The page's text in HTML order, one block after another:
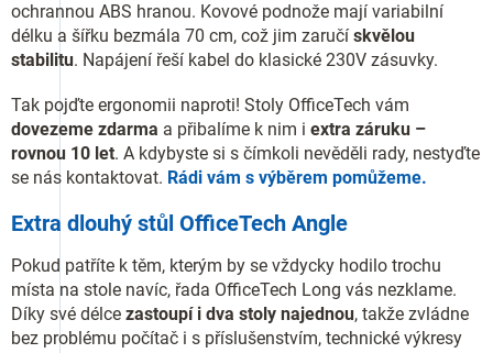
ochrannou ABS hranou. Kovové podnože mají variabilní
délku a šířku bezmála 70 cm, což jim zaručí skvělou
stabilitu. Napájení řeší kabel do klasické 230V zásuvky.
Tak pojďte ergonomii naproti! Stoly OfficeTech vám
dovezeme zdarma a přibalíme k nim i extra záruku –
rovnou 10 let. A kdybyste si s čímkoli nevěděli rady, nestyďte
se nás kontaktovat. Rádi vám s výběrem pomůžeme.
Extra dlouhý stůl OfficeTech Angle
Pokud patříte k těm, kterým by se vždycky hodilo trochu
místa na stole navíc, řada OfficeTech Long vás nezklame.
Díky své délce zastoupí i dva stoly najednou, takže zvládne
bez problému počítač i s příslušenstvím, technické výkresy